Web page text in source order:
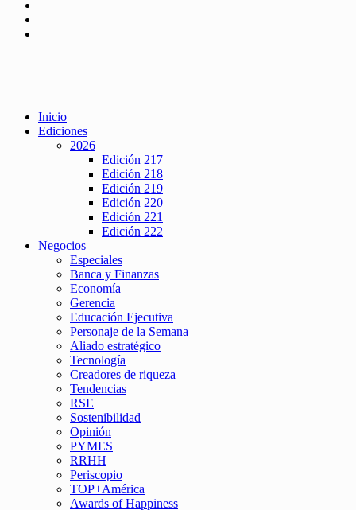
Inicio
Ediciones
2026
Edición 217
Edición 218
Edición 219
Edición 220
Edición 221
Edición 222
Negocios
Especiales
Banca y Finanzas
Economía
Gerencia
Educación Ejecutiva
Personaje de la Semana
Aliado estratégico
Tecnología
Creadores de riqueza
Tendencias
RSE
Sostenibilidad
Opinión
PYMES
RRHH
Periscopio
TOP+América
Awards of Happiness